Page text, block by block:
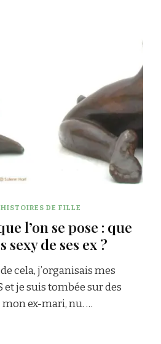
HISTOIRES DE FILLE
l’on se pose : que
de ses ex ?
cela, j’organisais mes
je suis tombée sur des
ex-mari, nu. …